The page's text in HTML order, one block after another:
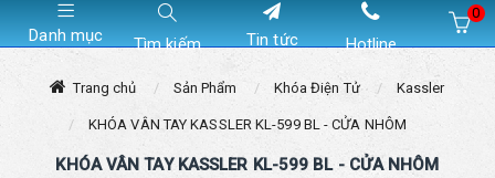
Danh mục Tìm kiếm Tin tức Hotline
0
Trang chủ Sản Phẩm Khóa Điện Tử Kassler
KHÓA VÂN TAY KASSLER KL-599 BL - CỬA NHÔM
KHÓA VÂN TAY KASSLER KL-599 BL - CỬA NHÔM